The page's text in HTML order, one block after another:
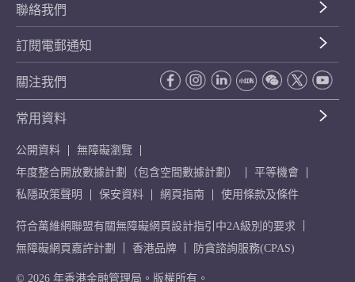
聯絡我們
訂閱電郵通知
關注我們
常用資料
公開資料
無障礙瀏覽
年度整合開放數據計劃（包含空間數據計劃）
平等機會
私隱政策聲明
保安資料 網頁指南 使用條款及條件
符合萬維網聯盟有關無障礙網頁設計指引中2A級別的要求
無障礙網頁嘉許計劃
香港品牌 防貪諮詢服務(CPAS)
© 2026 年香港金融管理局。版權所有。